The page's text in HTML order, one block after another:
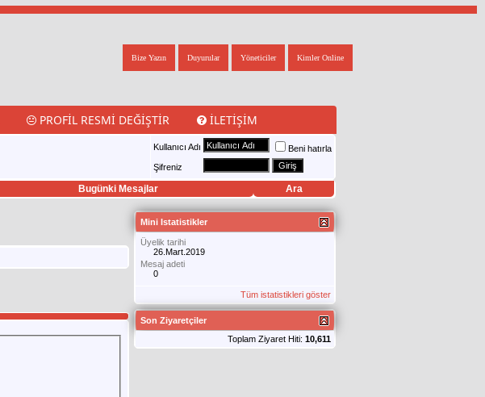
Kimler Online
Yöneticiler
Duyurular
Bize Yazın
PROFIL RESMI DEĞIŞTIR İLETIŞIM
Kullanıcı Adı
Beni hatırla
Şifreniz
Bugünki Mesajlar Ara
Mini Istatistikler
Üyelik tarihi
26.Mart.2019
Mesaj adeti
0
Tüm istatistikleri göster
Son Ziyaretçiler
Toplam Ziyaret Hiti: 10,611